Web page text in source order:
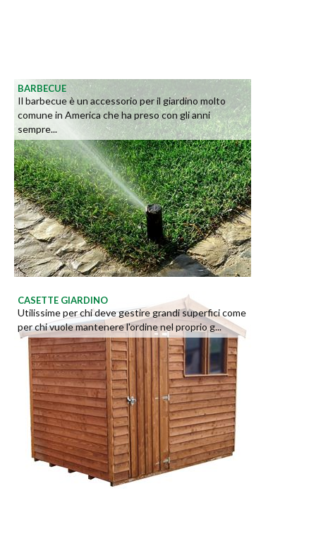
BARBECUE
Il barbecue è un accessorio per il giardino molto
comune in America che ha preso con gli anni
sempre...
CASETTE GIARDINO
Utilissime per chi deve gestire grandi superfici come
per chi vuole mantenere l'ordine nel proprio g...